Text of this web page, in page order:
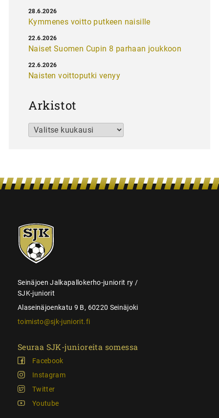
Kymmenes voitto putkeen naisille
28.6.2026
Naiset Suomen Cupin 8 parhaan joukkoon
22.6.2026
Naisten voittoputki venyy
22.6.2026
Arkistot
Arkistot
SJK-
juniorit
Seinäjoen Jalkapallokerho-juniorit ry /
SJK-juniorit
Alaseinäjoenkatu 9 B, 60220 Seinäjoki
toimisto@sjk-juniorit.fi
Seuraa SJK-junioreita somessa
Facebook
Instagram
Twitter
Youtube